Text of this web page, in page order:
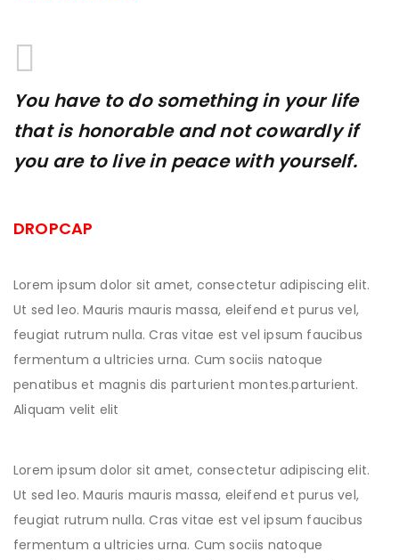
You have to do something in your life
that is honorable and not cowardly if
you are to live in peace with yourself.
DROPCAP
Lorem ipsum dolor sit amet, consectetur adipiscing elit.
Ut sed leo. Mauris mauris massa, eleifend et purus vel,
feugiat rutrum nulla. Cras vitae est vel ipsum faucibus
fermentum a ultricies urna. Cum sociis natoque
penatibus et magnis dis parturient montes.parturient.
Aliquam velit elit
Lorem ipsum dolor sit amet, consectetur adipiscing elit.
Ut sed leo. Mauris mauris massa, eleifend et purus vel,
feugiat rutrum nulla. Cras vitae est vel ipsum faucibus
fermentum a ultricies urna. Cum sociis natoque